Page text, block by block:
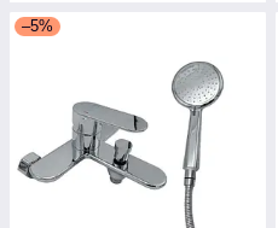
–5%